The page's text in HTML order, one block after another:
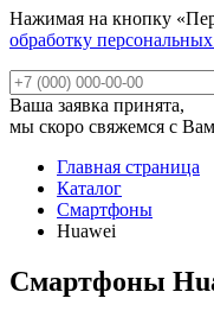
Нажимая на кнопку
обработку
Ваша заявка принята,
мы скоро свяжемся с
Главная страница
Каталог
Смартфоны
Huawei
Смартфоны